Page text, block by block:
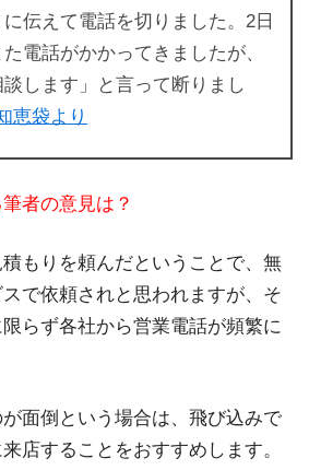
伝えて電話を切りました。2日
電話がかかってきましたが、
談します」と言って断りまし
恵袋より
者の意見は？
もりを頼んだということで、無
で依頼されと思われますが、そ
らず各社から営業電話が頻繁に
面倒という場合は、飛び込みで
店することをおすすめします。